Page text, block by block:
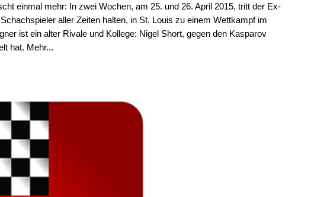
einmal mehr: In zwei Wochen, am 25. und 26. April 2015, tritt der Ex-
aller Zeiten halten, in St. Louis zu einem Wettkampf im
ist ein alter Rivale und Kollege: Nigel Short, gegen den Kasparov
hat. Mehr...